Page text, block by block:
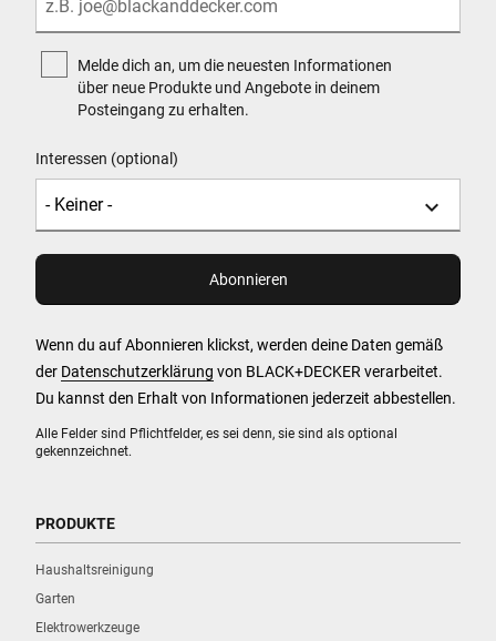
Alle Felder sind Pflichtfelder, es sei denn, sie sind als optional
gekennzeichnet.
Melde dich an, um die neuesten Informationen
über neue Produkte und Angebote in deinem
Posteingang zu erhalten.
Interessen (optional)
Wenn du auf Abonnieren klickst, werden deine Daten gemäß
der Datenschutzerklärung von BLACK+DECKER verarbeitet.
Du kannst den Erhalt von Informationen jederzeit abbestellen.
PRODUKTE
Haushaltsreinigung
Garten
Elektrowerkzeuge